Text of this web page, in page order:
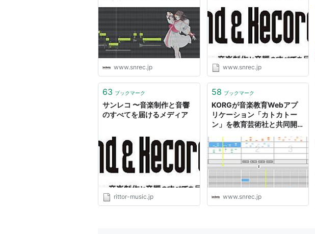
www.snrec.jp www.snrec.jp
63 ブックマーク
サンレコ 〜音楽制作と音響
のすべてを届けるメディア
rittor-music.jp
58 ブックマーク
KORGが音楽教育Webアプ
リケーション「カトカトー
ン」を教育芸術社と共同開発
のすべてを届けるメディア
www.snrec.jp